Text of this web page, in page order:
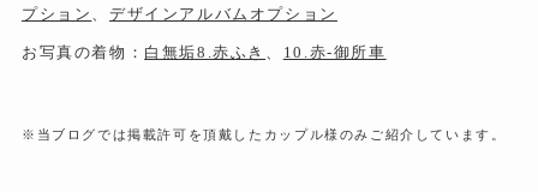
プション 、 デザインアルバムオプション
お写真の着物： 白無垢8.赤ふき 、 10.赤-御所車
※当ブログでは掲載許可を頂戴したカップル様のみご紹介しています。